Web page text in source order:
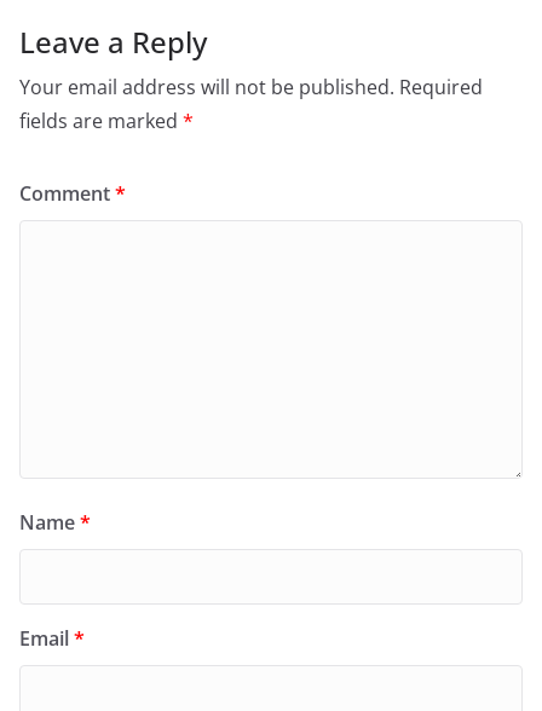
Leave a Reply
Your email address will not be published. Required
fields are marked *
Comment*
Name*
Email*